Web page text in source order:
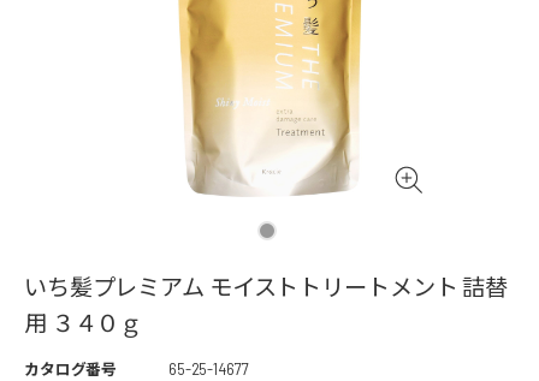
いち髪プレミアム モイストトリートメント 詰替
用 ３４０ｇ
カタログ番号
65-25-14677